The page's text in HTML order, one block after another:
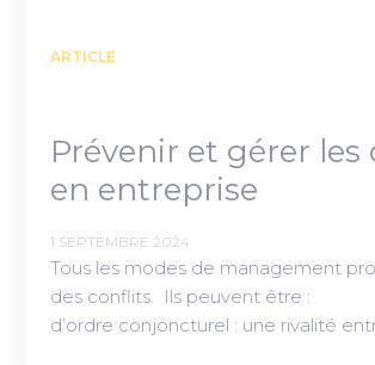
ARTICLE
Prévenir et gérer les
en entreprise
1 SEPTEMBRE 2024
Tous les modes de management
des conflits. Ils peuvent être :
d’ordre conjoncturel : une rivalité